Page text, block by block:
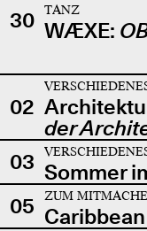
30
TANZ
WÆXE:
02
der
03 Sommer
05
ZUM